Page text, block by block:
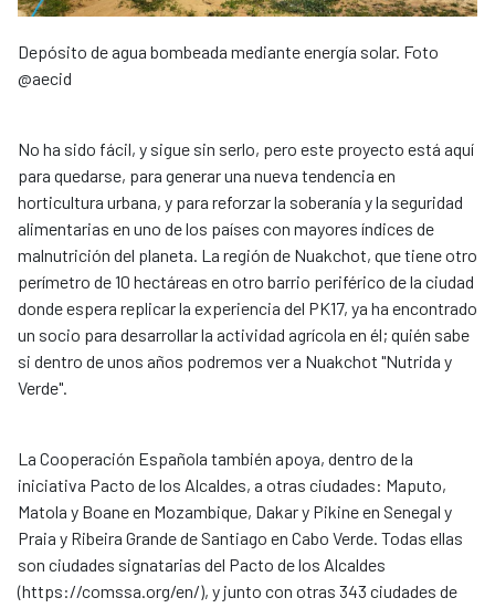
Depósito de agua bombeada mediante energía solar. Foto
@aecid
No ha sido fácil, y sigue sin serlo, pero este proyecto está aquí
para quedarse, para generar una nueva tendencia en
horticultura urbana, y para reforzar la soberanía y la seguridad
alimentarias en uno de los países con mayores índices de
malnutrición del planeta. La región de Nuakchot, que tiene otro
perímetro de 10 hectáreas en otro barrio periférico de la ciudad
donde espera replicar la experiencia del PK17, ya ha encontrado
un socio para desarrollar la actividad agrícola en él; quién sabe
si dentro de unos años podremos ver a Nuakchot "Nutrida y
Verde".
La Cooperación Española también apoya, dentro de la
iniciativa Pacto de los Alcaldes, a otras ciudades: Maputo,
Matola y Boane en Mozambique, Dakar y Pikine en Senegal y
Praia y Ribeira Grande de Santiago en Cabo Verde. Todas ellas
son ciudades signatarias del Pacto de los Alcaldes
(https://comssa.org/en/), y junto con otras 343 ciudades de